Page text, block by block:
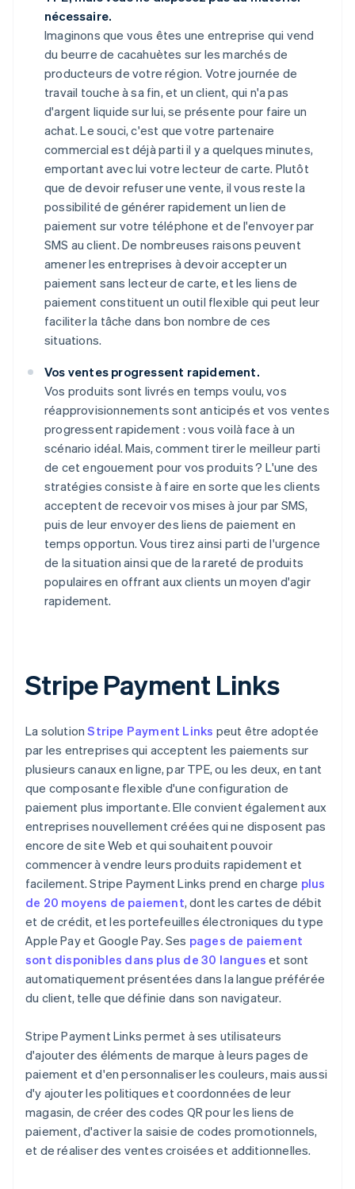
nécessaire.
Imaginons que vous êtes une entreprise qui vend
du beurre de cacahuètes sur les marchés de
producteurs de votre région. Votre journée de
travail touche à sa fin, et un client, qui n'a pas
d'argent liquide sur lui, se présente pour faire un
achat. Le souci, c'est que votre partenaire
commercial est déjà parti il y a quelques minutes,
emportant avec lui votre lecteur de carte. Plutôt
que de devoir refuser une vente, il vous reste la
possibilité de générer rapidement un lien de
paiement sur votre téléphone et de l'envoyer par
SMS au client. De nombreuses raisons peuvent
amener les entreprises à devoir accepter un
paiement sans lecteur de carte, et les liens de
paiement constituent un outil flexible qui peut leur
faciliter la tâche dans bon nombre de ces
situations.
Vos ventes progressent rapidement.
Vos produits sont livrés en temps voulu, vos
réapprovisionnements sont anticipés et vos ventes
progressent rapidement : vous voilà face à un
scénario idéal. Mais, comment tirer le meilleur parti
de cet engouement pour vos produits ? L'une des
stratégies consiste à faire en sorte que les clients
acceptent de recevoir vos mises à jour par SMS,
puis de leur envoyer des liens de paiement en
temps opportun. Vous tirez ainsi parti de l'urgence
de la situation ainsi que de la rareté de produits
populaires en offrant aux clients un moyen d'agir
rapidement.
Stripe Payment Links
La solutionStripe Payment Links peut être adoptée
par les entreprises qui acceptent les paiements sur
plusieurs canaux en ligne, par TPE, ou les deux, en tant
que composante flexible d'une configuration de
paiement plus importante. Elle convient également aux
entreprises nouvellement créées qui ne disposent pas
encore de site Web et qui souhaitent pouvoir
commencer à vendre leurs produits rapidement et
facilement. Stripe Payment Links prend en charge plus
de 20 moyens de paiement, dont les cartes de débit
et de crédit, et les portefeuilles électroniques du type
Apple Pay et Google Pay. Ses pages de paiement
sont disponibles dans plus de 30 langues et sont
automatiquement présentées dans la langue préférée
du client, telle que définie dans son navigateur.
Stripe Payment Links permet à ses utilisateurs
d'ajouter des éléments de marque à leurs pages de
paiement et d'en personnaliser les couleurs, mais aussi
d'y ajouter les politiques et coordonnées de leur
magasin, de créer des codes QR pour les liens de
paiement, d'activer la saisie de codes promotionnels,
et de réaliser des ventes croisées et additionnelles.